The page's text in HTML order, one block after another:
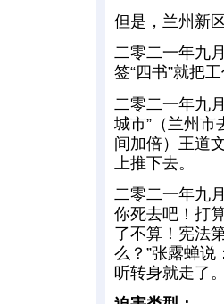
但是，兰州新
二零二一年九
签“四书”就把
二零二一年九
城市”（兰州
间加倍）王道
上推下去。
二零二一年九
你死去吧！打
了不算！宪法
么？”张露蝉说
听转身就走了